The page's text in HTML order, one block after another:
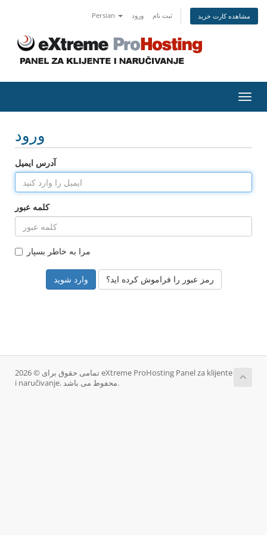
Persian ورود ثبت نام مشاهده کارت خرید
تغییر
ورود
آدرس ایمیل
کلمه عبور
مرا به خاطر بسپار
رمز عبور را فراموش کرده اید؟
تمامی حقوق برای © 2026 eXtreme ProHosting Panel za klijente
i naručivanje. محفوط می باشد.